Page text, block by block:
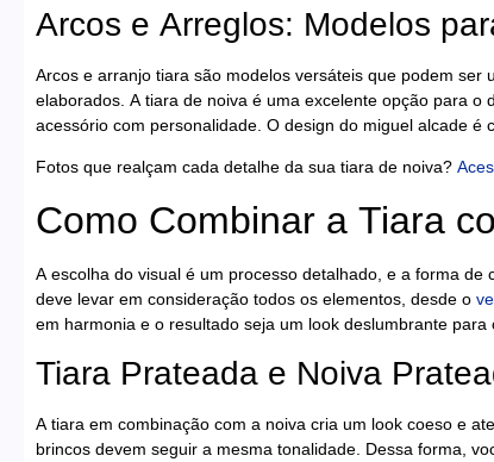
Arcos e Arreglos: Modelos
Arcos e arranjo tiara são modelos versáteis que podem
elaborados. A tiara de noiva é uma excelente opção para
acessório com personalidade. O design do miguel alcade é
Fotos que realçam cada detalhe da sua tiara de noiva?
Como Combinar a Tiara
A escolha do visual é um processo detalhado, e a forma
deve levar em consideração todos os elementos, desde o
em harmonia e o resultado seja um look deslumbrante para
Tiara Prateada e Noiva
A tiara em combinação com a noiva cria um look coeso e
brincos devem seguir a mesma tonalidade. Dessa forma,